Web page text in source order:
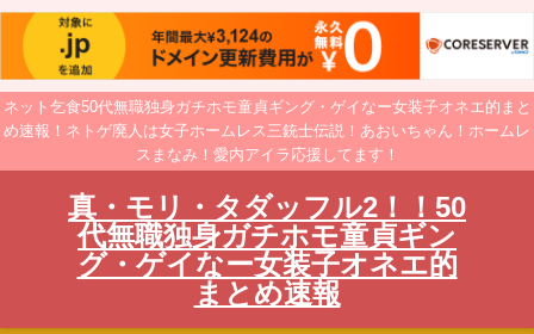
ネット乞食50代無職独身ガチホモ童貞ギング・ゲイなー女装子オネエ的まと
め速報！ネトゲ廃人は女子ホームレス三銃士伝説！あおいちゃん！ホームレ
スまなみ！愛内アイラ応援してます！
真・モリ・タダッフル2！！50
代無職独身ガチホモ童貞ギン
グ・ゲイなー女装子オネエ的
まとめ速報